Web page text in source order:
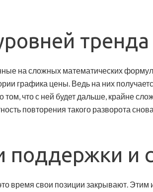
тренда
на сложных математических
графика цены. Ведь на них
что с ней будет дальше, крайне
повторения такого разворота
поддержки и
время свои позиции закрывают.